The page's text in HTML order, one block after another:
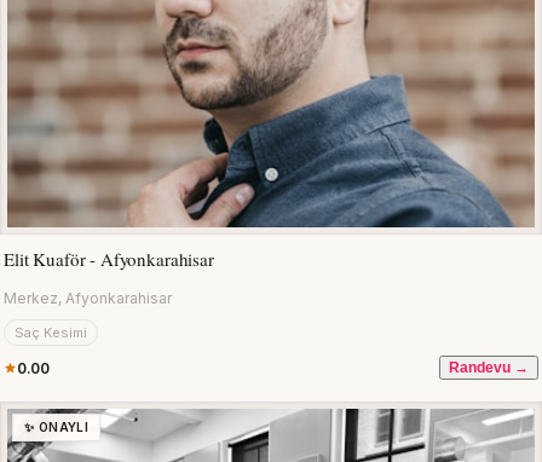
Elit Kuaför - Afyonkarahisar
Merkez, Afyonkarahisar
Saç Kesimi
0.00 Randevu →
✨ ONAYLI